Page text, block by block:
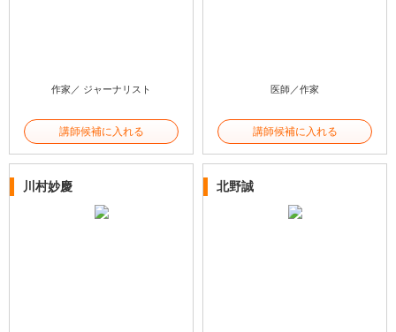
作家／ ジャーナリスト
講師候補に入れる
医師／作家
講師候補に入れる
川村妙慶 北野誠